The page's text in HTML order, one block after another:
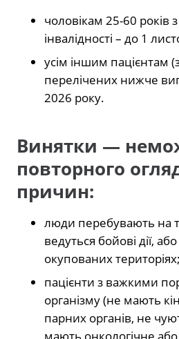
чоловікам 25-60 років
інвалідності – до 1
усім іншим пацієнтам
перелічених нижче
2026 року.
Винятки —
повторного
причин:
люди перебувають на
ведуться бойові дії,
окупованих територіях;
пацієнти з важкими
організму (не мають
парних органів, не